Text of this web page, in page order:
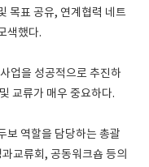
목표 공유, 연계협력 네트
색했다.
업을 성공적으로 추진하
교류가 매우 중요하다.
보 역할을 담당하는 총괄
교류회, 공동워크숍 등의